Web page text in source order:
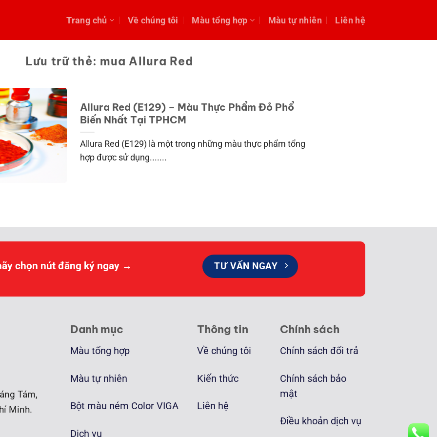
Trang chủ Về chúng tôi Màu tổng hợp Màu tự nhiên Liên hệ
Lưu trữ thẻ: mua Allura Red
Allura Red (E129) – Màu Thực Phẩm Đỏ Phổ
Biến Nhất Tại TPHCM
Allura Red (E129) là một trong những màu thực phẩm tổng
hợp được sử dụng.......
chọn nút đăng ký ngay → TƯ VẤN NGAY
Tám,
Minh.
Danh mục
Màu tổng hợp
Màu tự nhiên
Bột màu ném Color VIGA
Dịch vụ
Thông tin
Về chúng tôi
Kiến thức
Liên hệ
Chính sách
Chính sách đổi trả
Chính sách bảo
mật
Điều khoản dịch vụ